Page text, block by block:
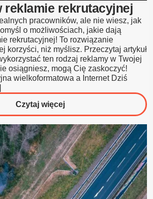
reklamie rekrutacyjnej
pracowników, ale nie wiesz, jak
o możliwościach, jakie dają
rekrutacyjnej! To rozwiązanie
korzyści, niż myślisz. Przeczytaj artykuł
ten rodzaj reklamy w Twojej
osiągniesz, mogą Cię zaskoczyć!
wielkoformatowa a Internet Dziś
Czytaj więcejo
Bilboardy
w
reklamie
rekrutacyjnej